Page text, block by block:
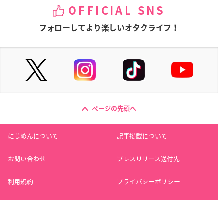
OFFICIAL SNS
フォローしてより楽しいオタクライフ！
ページの先頭へ
にじめんについて 記事掲載について
お問い合わせ プレスリリース送付先
利用規約 プライバシーポリシー